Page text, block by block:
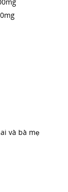
và bà mẹ